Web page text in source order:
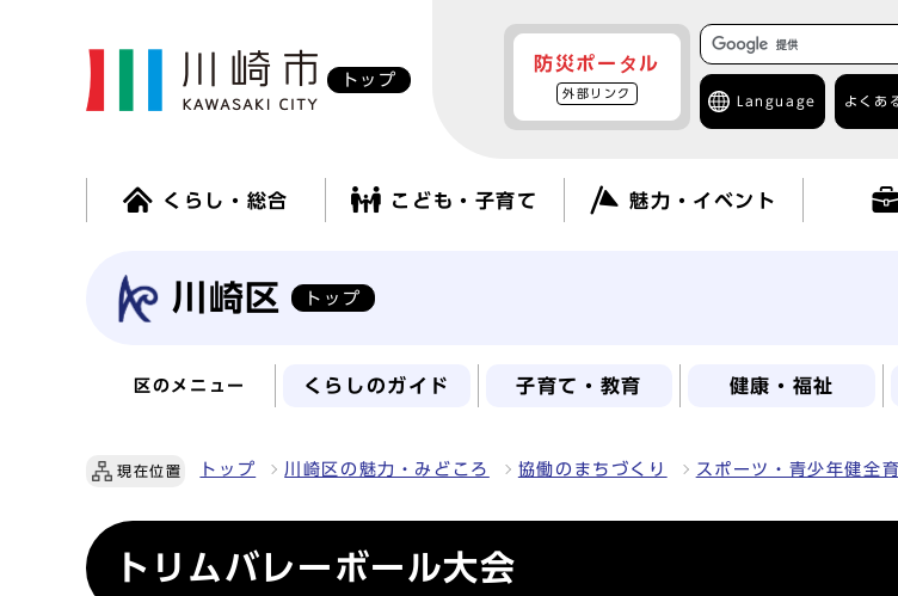
トップ
防災ポータル
外部リンク
Language よくあ
くらし・総合 こども・子育て 魅力・イベント
川崎区 トップ
区のメニュー くらしのガイド 子育て・教育 健康・福祉
現在位置 トップ 川崎区の魅力・みどころ 協働のまちづくり スポーツ・青少年健全
トリムバレーボール大会